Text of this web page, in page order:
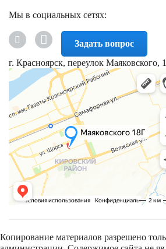
Мы в социальных сетях:
Задать вопрос
г. Красноярск, переулок Маяковского,
Копирование материалов разрешено